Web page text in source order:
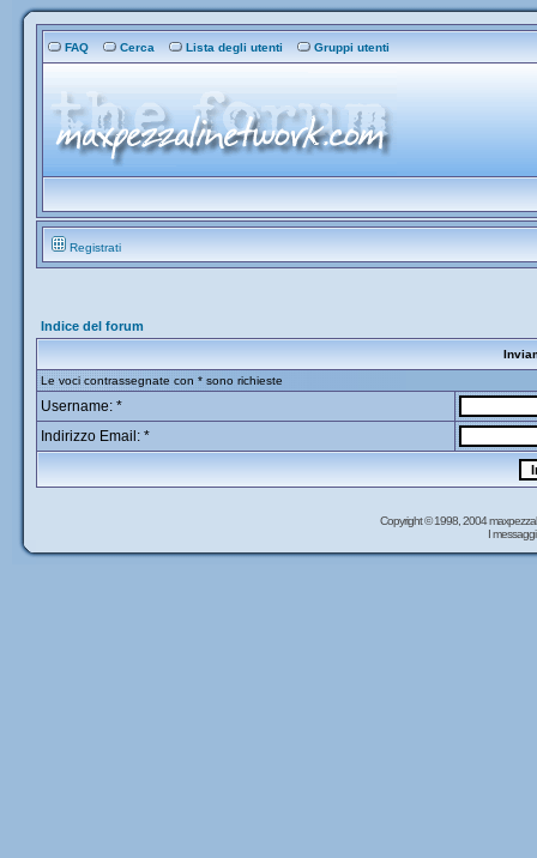
FAQ Cerca Lista degli utenti Gruppi utenti
Registrati
Indice del forum
Le voci contrassegnate con * sono richieste
Username: *
Indirizzo Email: *
Copyright © 1998, 2004
I